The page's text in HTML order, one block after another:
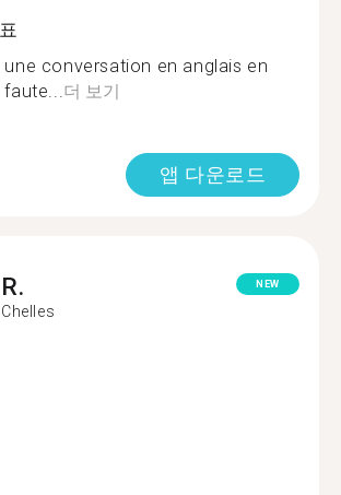
conversation en anglais en
더 보기
앱 다운로드
R.
Chelles
NEW